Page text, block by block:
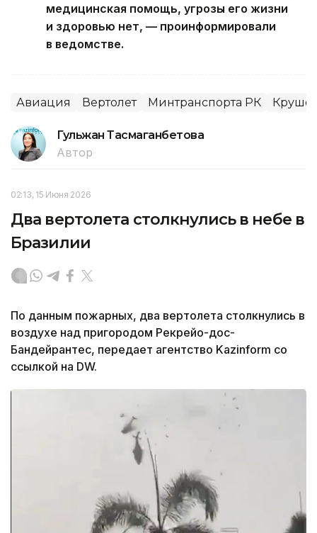
медицинская помощь, угрозы его жизни
и здоровью нет, — проинформировали
в ведомстве.
Авиация Вертолет Минтранспорта РК
Гульжан Тасмаганбетова
Автор
02:13, 15 Июня 2026
Два вертолета столкнулись в небе в
Бразилии
По данным пожарных, два вертолета столкнулись в
воздухе над пригородом Рекрейо-дос-
Бандейрантес, передает агентство Kazinform cо
ссылкой на DW.